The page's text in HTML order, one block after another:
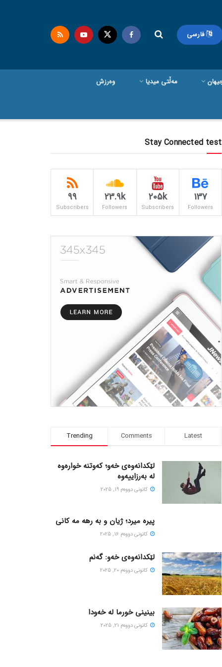
فارسی
مەڵتی میدیا وەرزش
Stay Connected test
137
Followers
205k
Subscribers
23.9k
Followers
99
Subscribers
Trending Comments Latest
لێکدانەوەی خەو؛ کەوتنە خوارەوە
لە بەرزاییەوە
كانونی دووه‌م 19, 2025
پیره میرد؛ ژیان و به رهه مه کانی
كانونی دووه‌م 16, 2025
لێکدانەوەی خەو: گەنم
كانونی دووه‌م 20, 2025
بینینی خورما لە خەودا
كانونی دووه‌م 21, 2025